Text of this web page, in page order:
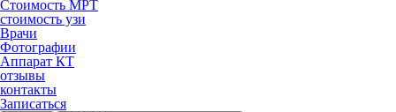
Стоимость МРТ
стоимость узи
Врачи
Фотографии
Аппарат КТ
отзывы
контакты
Записаться